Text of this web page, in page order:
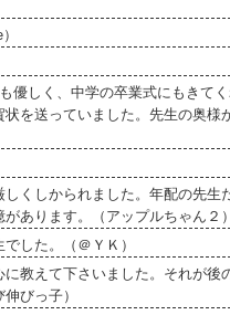
優しく、中学の卒業式にもきて
を送っていました。先生の奥様
くしかられました。年配の先生
あります。（アップルちゃん２）
した。（＠ＹＫ）
教えて下さいました。それが後
びっ子）